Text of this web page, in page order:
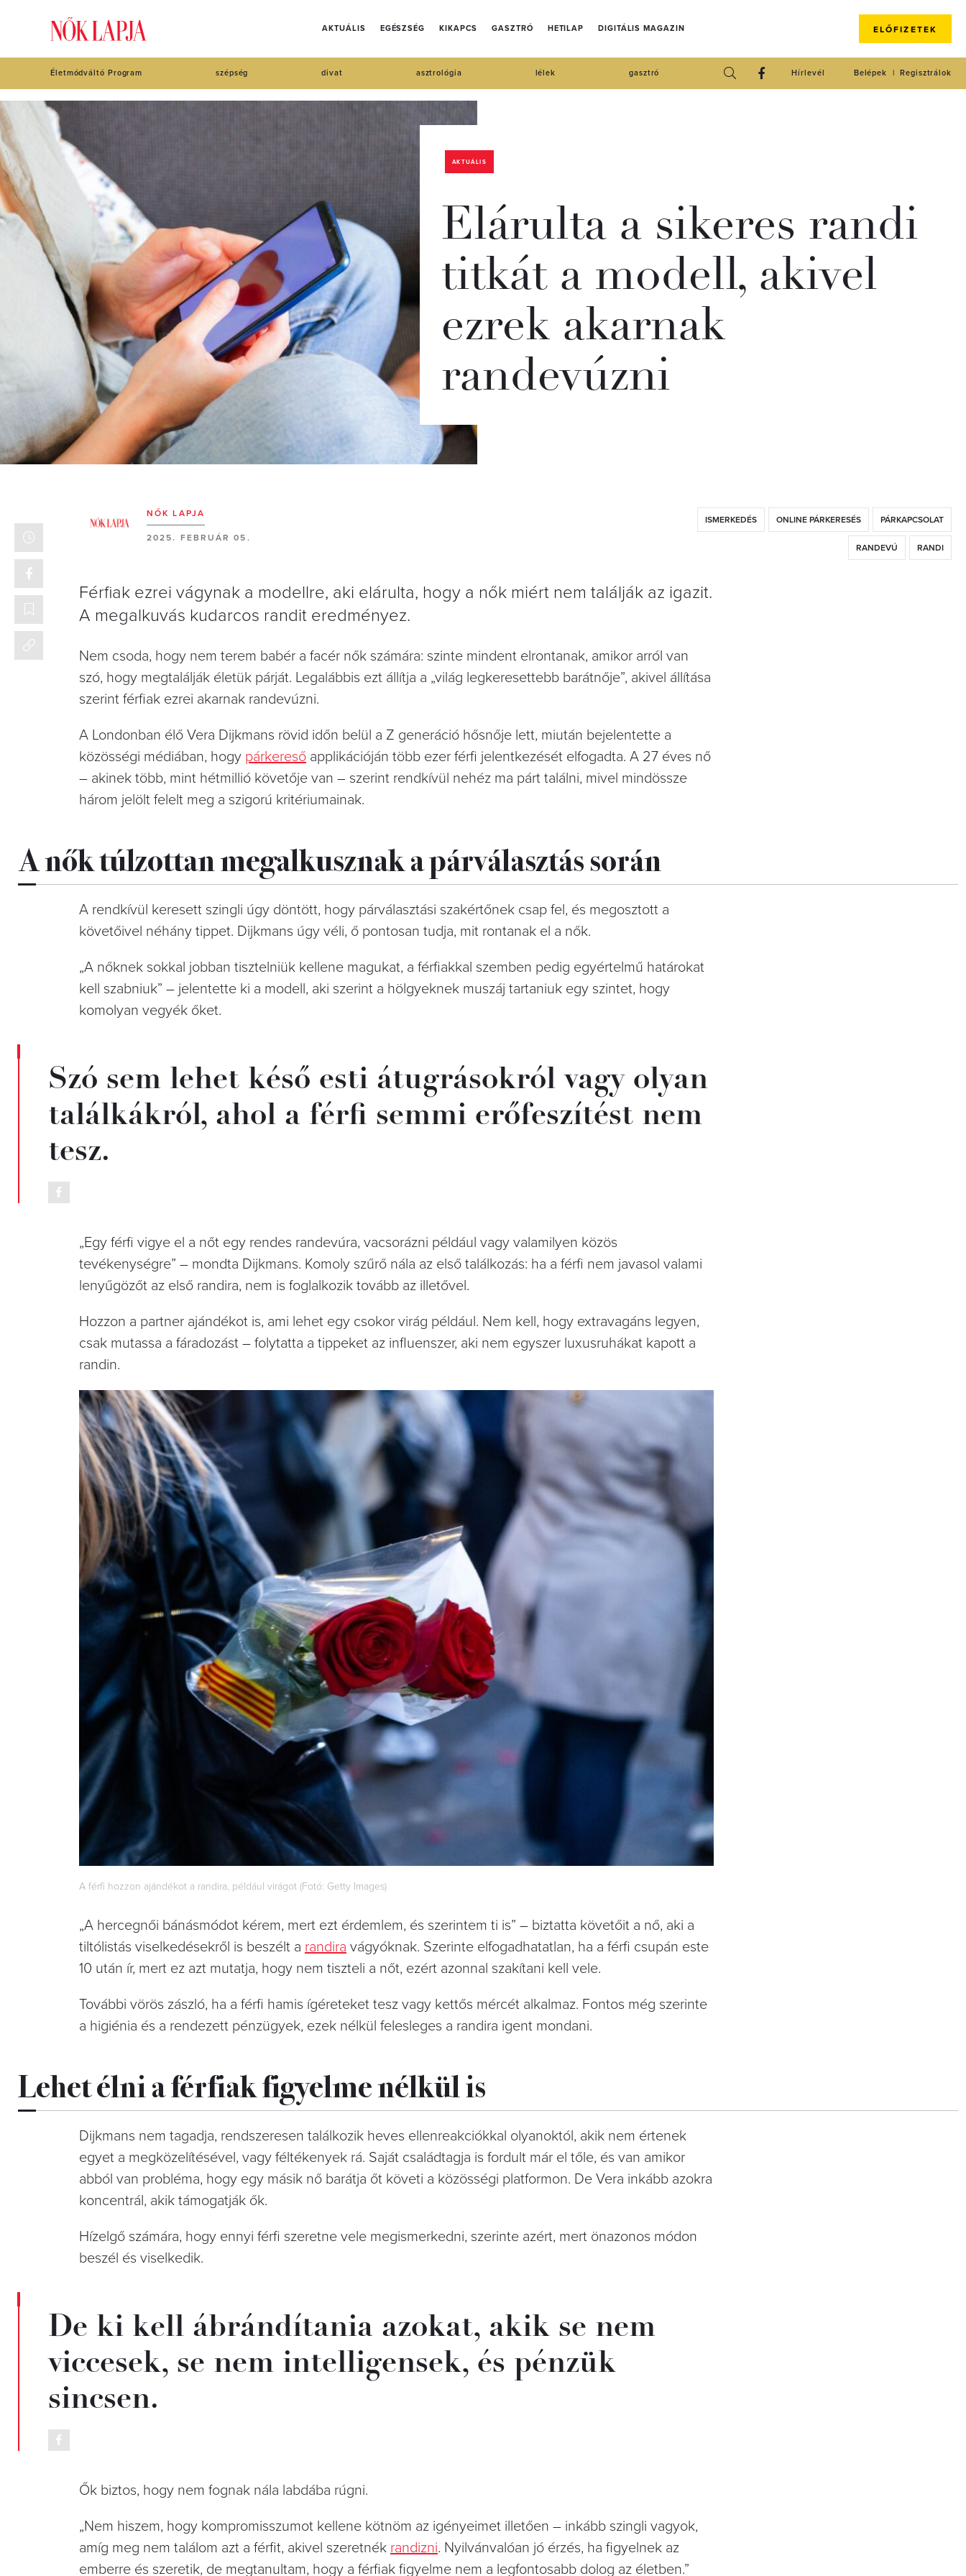
AKTUÁLIS EGÉSZSÉG KIKAPCS GASZTRÓ HETILAP DIGITÁLIS MAGAZIN ELŐFIZETEK
Életmódváltó Program szépség divat asztrológia lélek gasztró Regisztrálok
Belépek
Hírlevél
AKTUÁLIS
Elárulta a sikeres randi
titkát a modell, akivel
ezrek akarnak
randevúzni
NŐK LAPJA
2025. FEBRUÁR 05.
ISMERKEDÉS ONLINE PÁRKERESÉS PÁRKAPCSOLAT
RANDEVÚ RANDI
Férfiak ezrei vágynak a modellre, aki elárulta, hogy a nők miért nem találják az igazit.
A megalkuvás kudarcos randit eredményez.
Nem csoda, hogy nem terem babér a facér nők számára: szinte mindent elrontanak, amikor arról van
szó, hogy megtalálják életük párját. Legalábbis ezt állítja a „világ legkeresettebb barátnője”, akivel állítása
szerint férfiak ezrei akarnak randevúzni.
A Londonban élő Vera Dijkmans rövid időn belül a Z generáció hősnője lett, miután bejelentette a
közösségi médiában, hogy párkereső applikációján több ezer férfi jelentkezését elfogadta. A 27 éves nő
– akinek több, mint hétmillió követője van – szerint rendkívül nehéz ma párt találni, mivel mindössze
három jelölt felelt meg a szigorú kritériumainak.
A nők túlzottan megalkusznak a párválasztás során
A rendkívül keresett szingli úgy döntött, hogy párválasztási szakértőnek csap fel, és megosztott a
követőivel néhány tippet. Dijkmans úgy véli, ő pontosan tudja, mit rontanak el a nők.
„A nőknek sokkal jobban tisztelniük kellene magukat, a férfiakkal szemben pedig egyértelmű határokat
kell szabniuk” – jelentette ki a modell, aki szerint a hölgyeknek muszáj tartaniuk egy szintet, hogy
komolyan vegyék őket.
Szó sem lehet késő esti átugrásokról vagy olyan
találkákról, ahol a férfi semmi erőfeszítést nem
tesz.
„Egy férfi vigye el a nőt egy rendes randevúra, vacsorázni például vagy valamilyen közös
tevékenységre” – mondta Dijkmans. Komoly szűrő nála az első találkozás: ha a férfi nem javasol valami
lenyűgözőt az első randira, nem is foglalkozik tovább az illetővel.
Hozzon a partner ajándékot is, ami lehet egy csokor virág például. Nem kell, hogy extravagáns legyen,
csak mutassa a fáradozást – folytatta a tippeket az influenszer, aki nem egyszer luxusruhákat kapott a
randin.
A férfi hozzon ajándékot a randira, például virágot (Fotó: Getty Images)
„A hercegnői bánásmódot kérem, mert ezt érdemlem, és szerintem ti is” – biztatta követőit a nő, aki a
tiltólistás viselkedésekről is beszélt a randira vágyóknak. Szerinte elfogadhatatlan, ha a férfi csupán este
10 után ír, mert ez azt mutatja, hogy nem tiszteli a nőt, ezért azonnal szakítani kell vele.
További vörös zászló, ha a férfi hamis ígéreteket tesz vagy kettős mércét alkalmaz. Fontos még szerinte
a higiénia és a rendezett pénzügyek, ezek nélkül felesleges a randira igent mondani.
Lehet élni a férfiak figyelme nélkül is
Dijkmans nem tagadja, rendszeresen találkozik heves ellenreakciókkal olyanoktól, akik nem értenek
egyet a megközelítésével, vagy féltékenyek rá. Saját családtagja is fordult már el tőle, és van amikor
abból van probléma, hogy egy másik nő barátja őt követi a közösségi platformon. De Vera inkább azokra
koncentrál, akik támogatják ők.
Hízelgő számára, hogy ennyi férfi szeretne vele megismerkedni, szerinte azért, mert önazonos módon
beszél és viselkedik.
De ki kell ábrándítania azokat, akik se nem
viccesek, se nem intelligensek, és pénzük
sincsen.
Ők biztos, hogy nem fognak nála labdába rúgni.
„Nem hiszem, hogy kompromisszumot kellene kötnöm az igényeimet illetően – inkább szingli vagyok,
amíg meg nem találom azt a férfit, akivel szeretnék randizni. Nyilvánvalóan jó érzés, ha figyelnek az
emberre és szeretik, de megtanultam, hogy a férfiak figyelme nem a legfontosabb dolog az életben.”